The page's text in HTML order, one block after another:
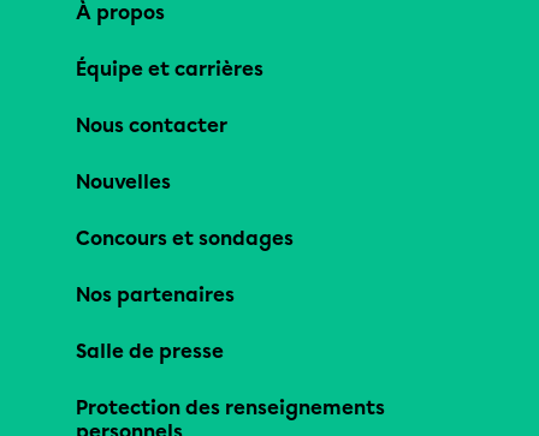
À propos
Équipe et carrières
Nous contacter
Nouvelles
Concours et sondages
Nos partenaires
Salle de presse
Protection des renseignements